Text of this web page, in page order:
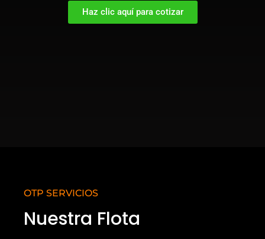
Haz clic aquí para cotizar
OTP SERVICIOS
Nuestra Flota